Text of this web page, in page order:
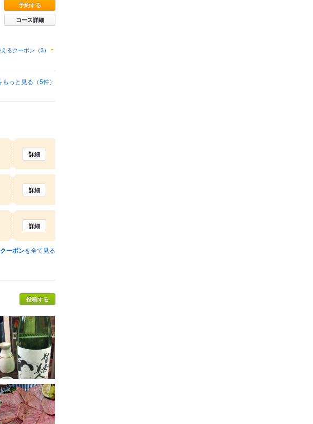
予約する
コース詳細
るクーポン（3）
もっと見る（5件）
詳細
詳細
詳細
ーポンを全て見る
投稿する